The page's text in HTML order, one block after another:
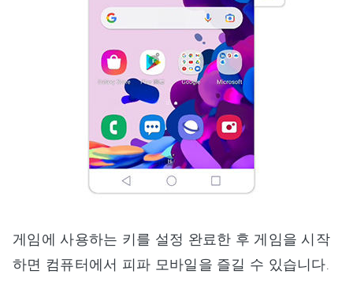
게임에 사용하는 키를 설정 완료한 후 게임을 시작
하면 컴퓨터에서 피파 모바일을 즐길 수 있습니다.